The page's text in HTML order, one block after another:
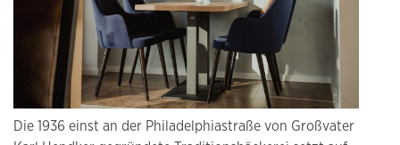
Die 1936 einst an der Philadelphiastraße von Großvater